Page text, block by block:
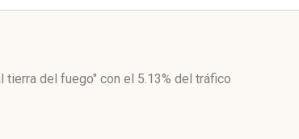
tierra del fuego" con el 5.13% del tráfico